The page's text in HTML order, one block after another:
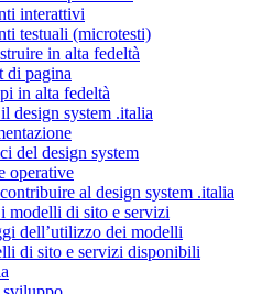
interattivi
testuali (microtesti)
in alta fedeltà
di pagina
in alta fedeltà
design system .italia
del design system
operative
al design system .italia
modelli di sito e servizi
dell’utilizzo dei modelli
di sito e servizi disponibili